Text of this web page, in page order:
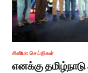
சினிமா செய்திகள்
எனக்கு